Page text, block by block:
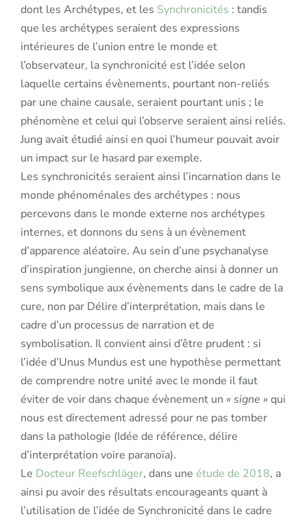
dont les Archétypes, et les Synchronicités : tandis
que les archétypes seraient des expressions
intérieures de l’union entre le monde et
l’observateur, la synchronicité est l’idée selon
laquelle certains évènements, pourtant non-reliés
par une chaine causale, seraient pourtant unis ; le
phénomène et celui qui l’observe seraient ainsi reliés.
Jung avait étudié ainsi en quoi l’humeur pouvait avoir
un impact sur le hasard par exemple.
Les synchronicités seraient ainsi l’incarnation dans le
monde phénoménales des archétypes : nous
percevons dans le monde externe nos archétypes
internes, et donnons du sens à un évènement
d’apparence aléatoire. Au sein d’une psychanalyse
d’inspiration jungienne, on cherche ainsi à donner un
sens symbolique aux évènements dans le cadre de la
cure, non par Délire d’interprétation, mais dans le
cadre d’un processus de narration et de
symbolisation. Il convient ainsi d’être prudent : si
l’idée d’Unus Mundus est une hypothèse permettant
de comprendre notre unité avec le monde il faut
éviter de voir dans chaque évènement un « signe » qui
nous est directement adressé pour ne pas tomber
dans la pathologie (Idée de référence, délire
d’interprétation voire paranoïa).
Le Docteur Reefschläger, dans une étude de 2018, a
ainsi pu avoir des résultats encourageants quant à
l’utilisation de l’idée de Synchronicité dans le cadre